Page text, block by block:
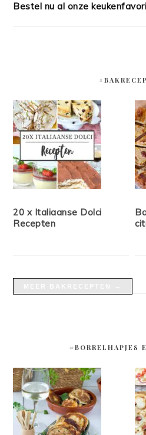
Bestel nu al onze
20 x Italiaanse Dolci
Recepten
#BORRELHAPJES